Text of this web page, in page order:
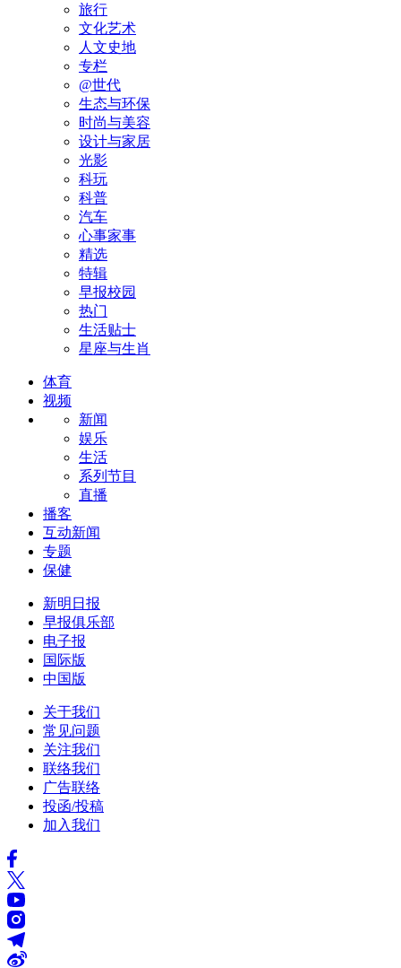
旅行
文化艺术
人文史地
专栏
@世代
生态与环保
时尚与美容
设计与家居
光影
科玩
科普
汽车
心事家事
精选
特辑
早报校园
热门
生活贴士
星座与生肖
体育
视频
新闻
娱乐
生活
系列节目
直播
播客
互动新闻
专题
保健
新明日报
早报俱乐部
电子报
国际版
中国版
关于我们
常见问题
关注我们
联络我们
广告联络
投函/投稿
加入我们